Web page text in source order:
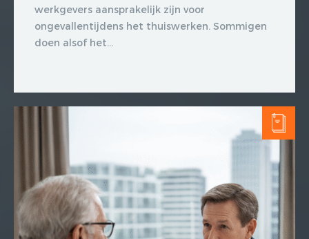
werkgevers aansprakelijk zijn voor
ongevallentijdens het thuiswerken. Sommigen
doen alsof het...